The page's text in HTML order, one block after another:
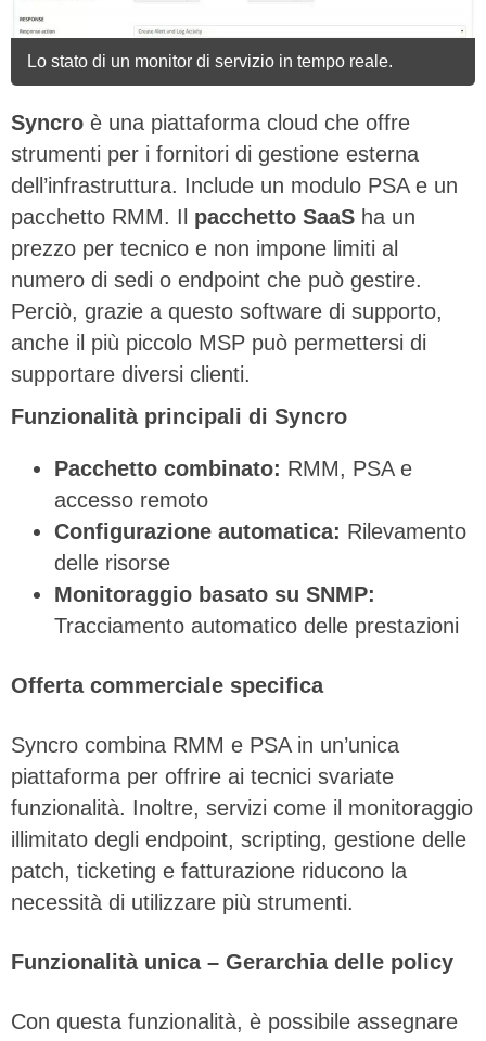
Lo stato di un monitor di servizio in tempo reale.
Syncro è una piattaforma cloud che offre
strumenti per i fornitori di gestione esterna
dell’infrastruttura. Include un modulo PSA e un
pacchetto RMM. Il pacchetto SaaS ha un
prezzo per tecnico e non impone limiti al
numero di sedi o endpoint che può gestire.
Perciò, grazie a questo software di supporto,
anche il più piccolo MSP può permettersi di
supportare diversi clienti.
Funzionalità principali di Syncro
Pacchetto combinato: RMM, PSA e
accesso remoto
Configurazione automatica: Rilevamento
delle risorse
Monitoraggio basato su SNMP:
Tracciamento automatico delle prestazioni
Offerta commerciale specifica
Syncro combina RMM e PSA in un’unica
piattaforma per offrire ai tecnici svariate
funzionalità. Inoltre, servizi come il monitoraggio
illimitato degli endpoint, scripting, gestione delle
patch, ticketing e fatturazione riducono la
necessità di utilizzare più strumenti.
Funzionalità unica – Gerarchia delle policy
Con questa funzionalità, è possibile assegnare